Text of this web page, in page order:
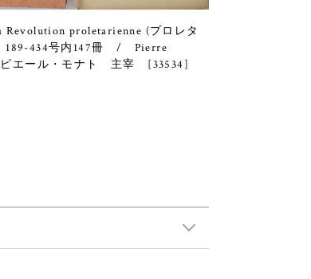
Revolution proletarienne (プロレタ
189-434号内147冊 / Pierre
エール・モナト 主宰 [33534]